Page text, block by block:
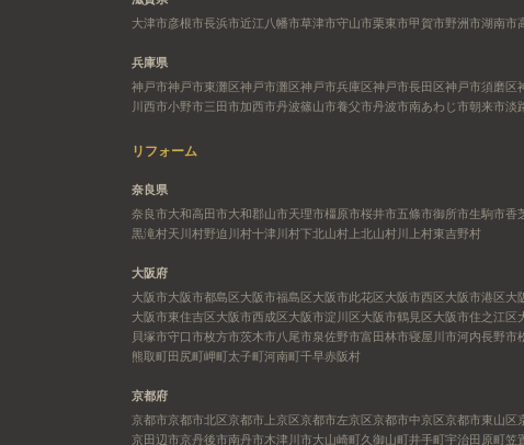
大津市彦根市長浜市近江八幡市草津市守山市栗東市甲賀市野洲市湖南市
兵庫県
神戸市神戸市東灘区神戸市灘区神戸市兵庫区神戸市長田区神戸市須磨区
川西市小野市三田市加西市丹波篠山市養父市丹波市南あわじ市朝来市淡
リフォーム
奈良県
奈良市大和高田市大和郡山市天理市橿原市桜井市五條市御所市生駒市香
黒滝村天川村野迫川村十津川村下北山村 上北山村川上村東吉野村
大阪府
大阪市大阪市都島区大阪市福島区大阪市此花区大阪市西区大阪市港区大
大阪市東住吉区大阪市西成区大阪市淀川区大阪市鶴見区大阪市住之江区
貝塚市守口市枚方市茨木市八尾市泉佐野市富田林市寝屋川市河内長野市
熊取町田尻町岬町太子町河南町千早赤阪村
京都府
京都市京都市北区京都市上京区京都市左京区京都市中京区京都市東山区
京田辺市京丹後市南丹市木津川市大山崎町久御山町井手町宇治田原町笠